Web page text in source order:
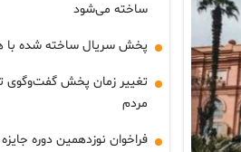
ساخته می‌شود
پخش سریال ساخته شده با
تغییر زمان پخش گفت‌وگوی
مردم
فراخوان نوزدهمین دوره‌